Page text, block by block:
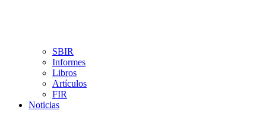
SBIR
Informes
Libros
Artículos
FIR
Noticias